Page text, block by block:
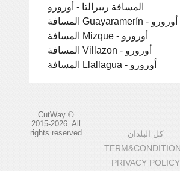
المسافة ريبرالتا - أورورو
المسافة Guayaramerín - أورورو
المسافة Mizque - أورورو
المسافة Villazon - أورورو
المسافة Llallagua - أورورو
CutWay ©
2015-2026. All
rights reserved
كل البلدان
PRIVACY POLICY